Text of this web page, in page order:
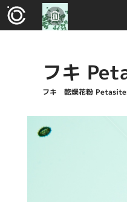
フキ
フキ 乾燥花粉